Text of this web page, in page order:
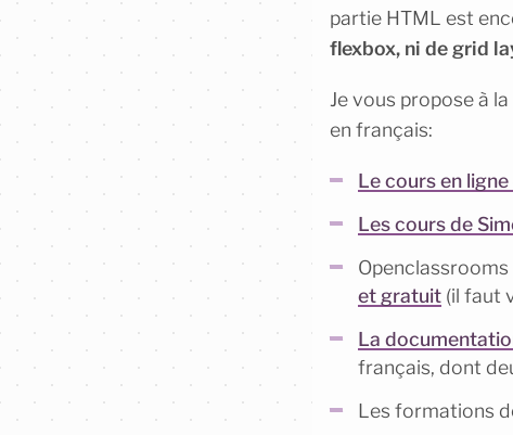
partie HTML est
flexbox, ni de grid
Je vous propose à
en français:
Le cours en
Les cours de
et gratuit (il faut
La
français, dont
Les formations